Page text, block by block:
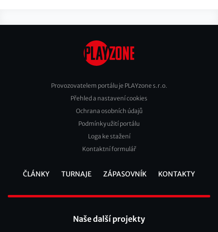
Footer
Provozovatelem portálu je PLAYzone s.r.o.
Přehled a nastavení cookies
Ochrana osobních údajů
Podmínky užití portálu
Loga ke stažení
Kontaktní formulář
ČLÁNKY TURNAJE ZÁPASOVNÍK KONTAKTY
Naše další projekty